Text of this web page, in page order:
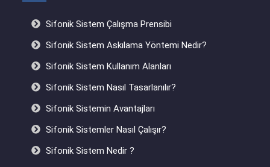
Sifonik Sistem Çalışma Prensibi
Sifonik Sistem Askılama Yöntemi Nedir?
Sifonik Sistem Kullanım Alanları
Sifonik Sistem Nasıl Tasarlanılır?
Sifonik Sistemin Avantajları
Sifonik Sistemler Nasıl Çalışır?
Sifonik Sistem Nedir ?